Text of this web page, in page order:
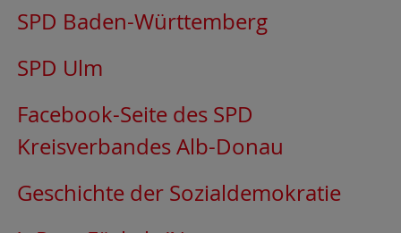
SPD Baden-Württemberg
SPD Ulm
Facebook-Seite des SPD
Kreisverbandes Alb-Donau
Geschichte der Sozialdemokratie